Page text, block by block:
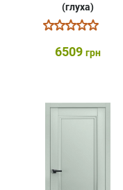
(глуха)
6509 грн